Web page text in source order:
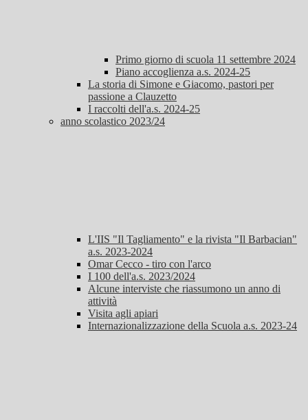
Primo giorno di scuola 11 settembre 2024
Piano accoglienza a.s. 2024-25
La storia di Simone e Giacomo, pastori per
passione a Clauzetto
I raccolti dell'a.s. 2024-25
anno scolastico 2023/24
L'IIS "Il Tagliamento" e la rivista "Il Barbacian"
a.s. 2023-2024
Omar Cecco - tiro con l'arco
I 100 dell'a.s. 2023/2024
Alcune interviste che riassumono un anno di
attività
Visita agli apiari
Internazionalizzazione della Scuola a.s. 2023-24